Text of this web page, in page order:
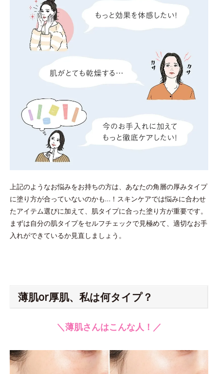
上記のようなお悩みをお持ちの方は、あなたの角層の厚みタイプ
に塗り方が合っていないのかも…！スキンケアでは悩みに合わせ
たアイテム選びに加えて、肌タイプに合った塗り方が重要です。
まずは自分の肌タイプをセルフチェックで見極めて、適切なお手
入れができているか見直しましょう。
薄肌or厚肌、私は何タイプ？
＼薄肌さんはこんな人！／